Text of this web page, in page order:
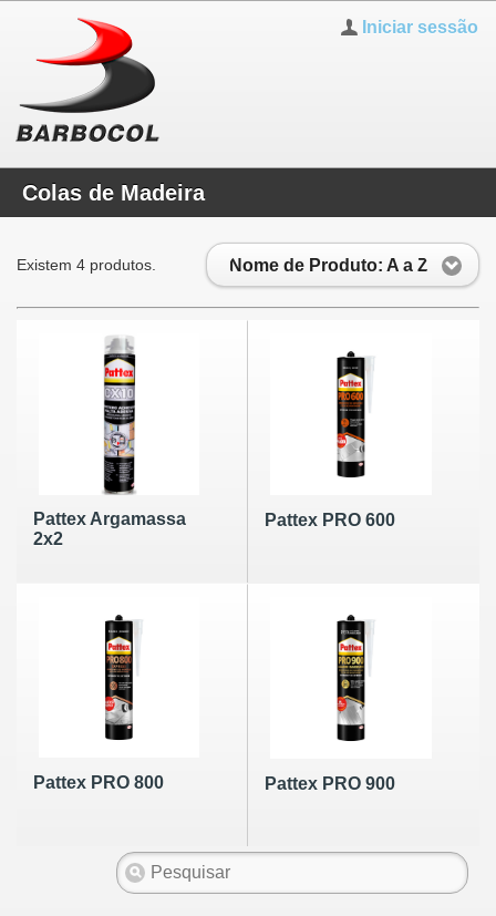
Iniciar sessão
Colas de Madeira
Nome de Produto: A a Z
Existem 4 produtos.
Pattex Argamassa
2x2
Pattex PRO 600
Pattex PRO 800 Pattex PRO 900